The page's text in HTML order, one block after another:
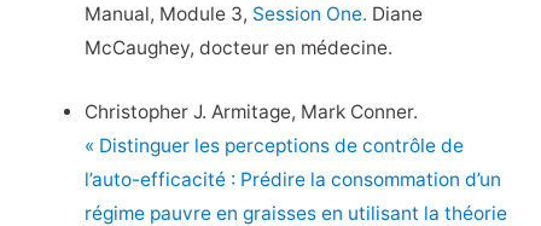
Manual, Module 3, Session One. Diane
McCaughey, docteur en médecine.
Christopher J. Armitage, Mark Conner.
« Distinguer les perceptions de contrôle de
l’auto-efficacité : Prédire la consommation d’un
régime pauvre en graisses en utilisant la théorie